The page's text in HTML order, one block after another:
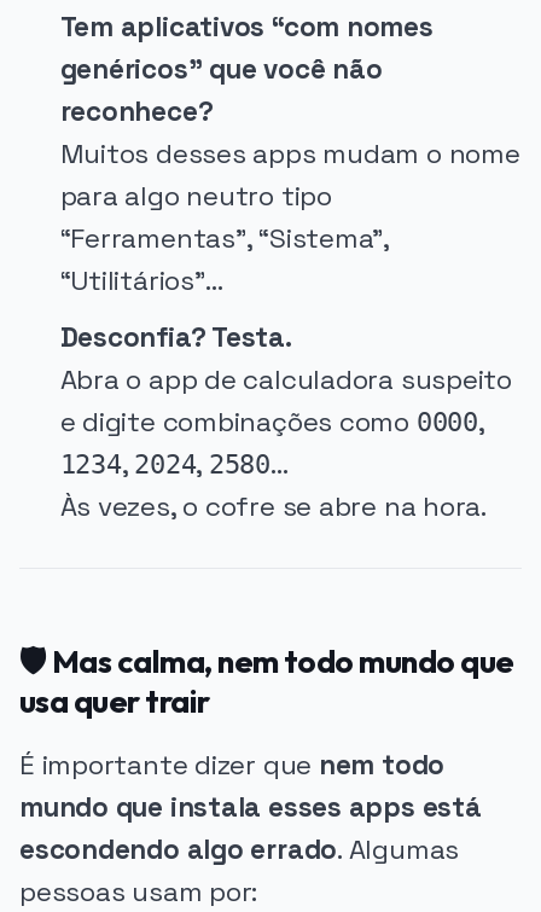
Tem aplicativos “com nomes
genéricos” que você não
reconhece?
Muitos desses apps mudam o nome
para algo neutro tipo
“Ferramentas”, “Sistema”,
“Utilitários”…
Desconfia? Testa.
Abra o app de calculadora suspeito
e digite combinações como 0000,
1234, 2024, 2580…
Às vezes, o cofre se abre na hora.
🛡️ Mas calma, nem todo mundo que
usa quer trair
É importante dizer que nem todo
mundo que instala esses apps está
escondendo algo errado. Algumas
pessoas usam por: